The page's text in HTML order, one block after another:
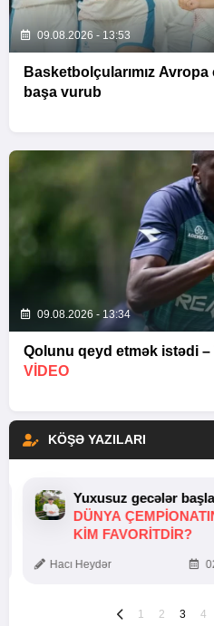
09.08.2026 - 13:53
Basketbolçularımız
başa vurub
09.08.2026 - 13:34
Qolunu qeyd etmək istədi –
VİDEO
KÖŞƏ YAZILARI
Yuxusuz gecələr
DÜNYA
KIM FAVORITDIR?
Hacı Heydər
1 2 3 4